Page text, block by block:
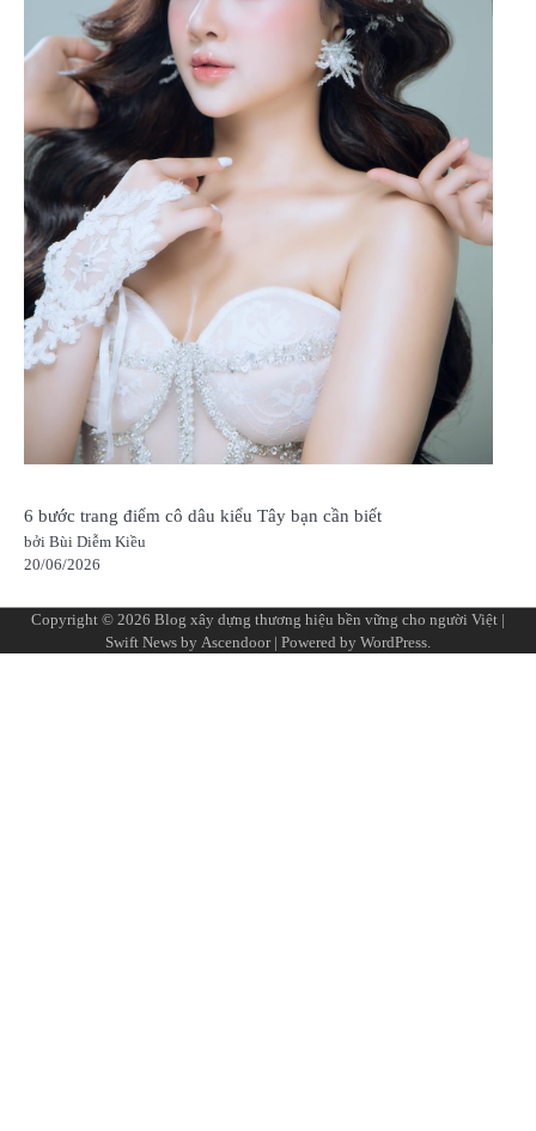
6 bước trang điểm cô dâu kiểu Tây bạn cần biết
bởi Bùi Diễm Kiều
20/06/2026
Copyright © 2026 Blog xây dựng thương hiệu bền vững cho người Việt |
Swift News by Ascendoor| Powered by WordPress.